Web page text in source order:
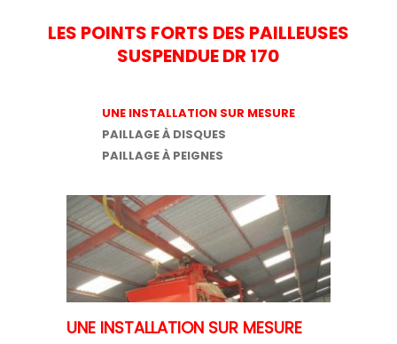
LES POINTS FORTS DES PAILLEUSES
SUSPENDUE DR 170
UNE INSTALLATION SUR MESURE
PAILLAGE À DISQUES
PAILLAGE À PEIGNES
UNE INSTALLATION SUR MESURE